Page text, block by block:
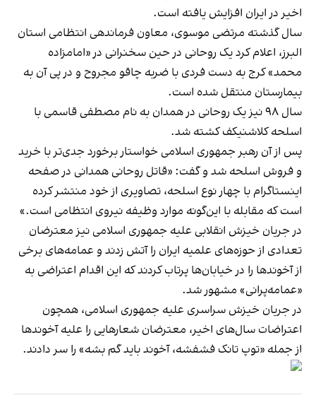
اخیر در ایران افزایش یافته است.
سال گذشته مرتضی موسوی، معاون فرماندهی انتظامی استان
البرز، اعلام کرد یک روحانی در حین سخنرانی در «امامزاده
محمد» کرج به دست فردی با ضربه چاقو مجروح و در پی آن به
بیمارستان منتقل شده است.
سال ۹۸ نیز یک روحانی در همدان به نام مصطفی قاسمی با
اسلحه کلاشنیکف کشته شد.
پس از آن رهبر جمهوری اسلامی خواستار برخورد جدی‌تر با خرید
و فروش اسلحه شد و گفت: «قاتل روحانی همدانی در صفحه
اینستاگرام با چهار نوع اسلحه، تصاویری از خود منتشر کرده
است که مقابله با این‌گونه موارد وظیفه نیروی انتظامی است.»
در جریان خیزش انقلابی علیه جمهوری اسلامی نیز معترضان
تعدادی از حوزه‌های علمیه ایران را آتش زدند و عمامه‌های برخی
از آخوندها را در خیابان‌ها پرتاب کردند که این اقدام اعتراضی به
«عمامه‌پرانی» مشهور شد.
در جریان خیزش سراسری علیه جمهوری اسلامی، همچون
اعتراضات سال‌های اخیر، معترضان شعارهایی را علیه آخوندها
از جمله «توپ تانک فشفشه، آخوند باید گم بشه» را سر دادند.